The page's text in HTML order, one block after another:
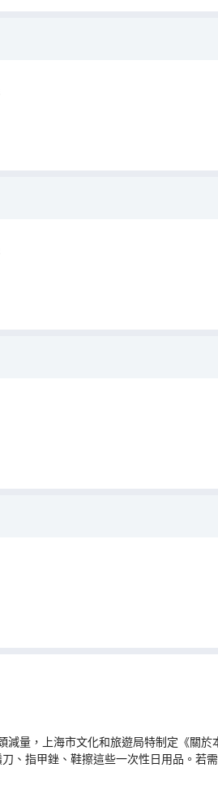
量，上海市文化和旅遊局特制定《關
、指甲銼、鞋擦這些一次性日用品。若